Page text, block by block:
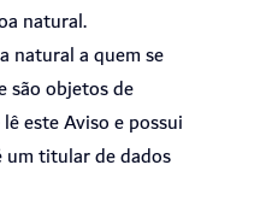
natural.
natural a quem se
são objetos de
este Aviso e possui
titular de dados